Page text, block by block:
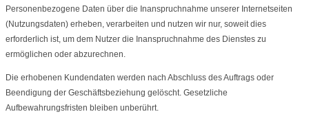
Personenbezogene Daten über die Inanspruchnahme unserer Internetseiten
(Nutzungsdaten) erheben, verarbeiten und nutzen wir nur, soweit dies
erforderlich ist, um dem Nutzer die Inanspruchnahme des Dienstes zu
ermöglichen oder abzurechnen.
Die erhobenen Kundendaten werden nach Abschluss des Auftrags oder
Beendigung der Geschäftsbeziehung gelöscht. Gesetzliche
Aufbewahrungsfristen bleiben unberührt.